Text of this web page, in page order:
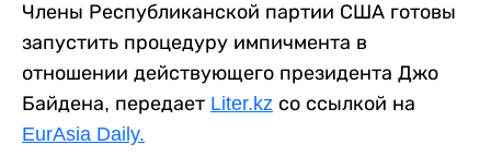
Члены Республиканской партии США готовы
запустить процедуру импичмента в
отношении действующего президента Джо
Байдена, передает Liter.kz со ссылкой на
EurAsia Daily.